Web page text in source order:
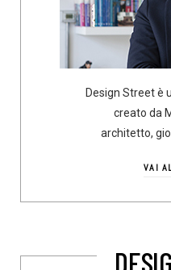
Design Street è
creato da
architetto,
VAI